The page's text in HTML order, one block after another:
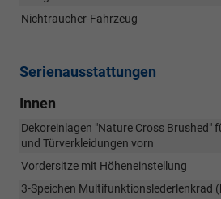
Nichtraucher-Fahrzeug
Serienausstattungen
Innen
Dekoreinlagen "Nature Cross Brushed"
und Türverkleidungen vorn
Vordersitze mit Höheneinstellung
3-Speichen Multifunktionslederlenkrad